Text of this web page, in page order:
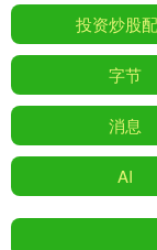
投资炒股
字节
消息
AI